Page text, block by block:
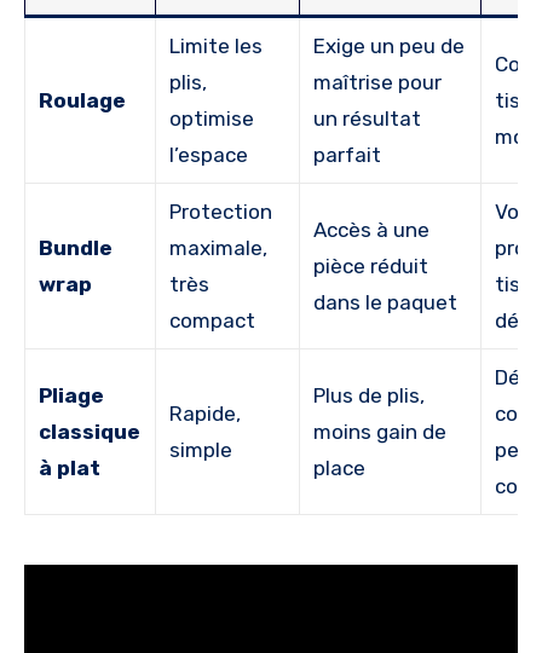
Roulage
Limite les
plis,
optimise
l’espace
Exige un peu de
maîtrise pour
un résultat
parfait
Bundle
wrap
Protection
maximale,
très
compact
Accès à une
pièce réduit
dans le paquet
Pliage
classique
à plat
Rapide,
simple
Plus de plis,
moins gain de
place
peu